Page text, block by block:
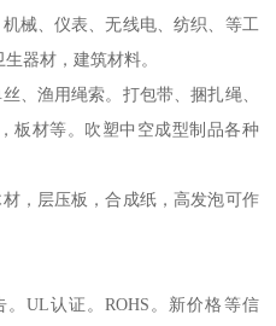
械、仪表、无线电、纺织、等工
器材，建筑材料。
、渔用绳索。打包带、捆扎绳、
板材等。吹塑中空成型制品各种
，层压板，合成纸，高发泡可作
UL认证。ROHS 。新价格等信